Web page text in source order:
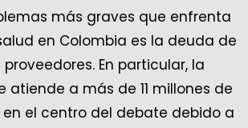
más graves que enfrenta
en Colombia es la deuda de
proveedores. En particular, la
atiende a más de 11 millones de
el centro del debate debido a